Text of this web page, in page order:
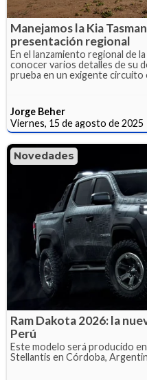
Manejamos la Kia
presentación regional
En el lanzamiento regional de
conocer varios detalles de su
prueba en un exigente
Jorge Beher
Viernes, 15 de agosto de 2025
Novedades
Ram Dakota 2026: la
Perú
Este modelo será producido
Stellantis en Córdoba,